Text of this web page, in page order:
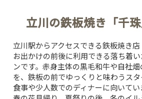
立川の鉄板焼き「千
立川駅からアクセスできる鉄板焼き
お出かけの前後に利用できる落ち着
ンです。赤身主体の黒毛和牛や自社
を、鉄板の前でゆっくりと味わうス
食事や少人数でのディナーに向いてい